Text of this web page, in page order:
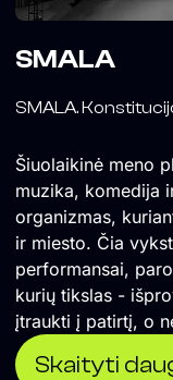
SMALA
SMALA.
Šiuolaikinė meno
muzika, komedija
organizmas,
ir miesto. Čia
performansai,
kurių tikslas -
įtraukti į patirtį, o
Skaityti